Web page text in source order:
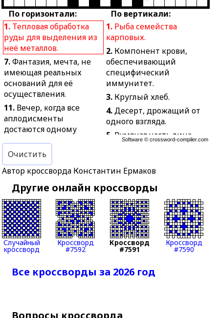
По горизонтали:
1. Тепловая обработка
руды для выделения из
неё металлов.
7.Фантазия, мечта, не
имеющая реальных
оснований для её
осуществления.
11. Вечер, когда все
аплодисменты
достаются одному
13.Собранные факты,
данные и источники
для подготовки работы.
14.Одна сторона листа
бумаги в тетради.
15.Каменный выступ у
русской печки, на
котором можно спать.
18.Покупатель
19.Торговля для тех,
По вертикали:
1. Рыба семейства
карповых.
2. Компонент крови,
обеспечивающий
специфический
иммунитет.
3. Круглый хлеб.
4.Десерт, дрожащий от
одного взгляда.
5. Румяная часть лица.
8.Перевозка грузов без
перегрузок на
промежуточных
станциях.
9.Пересадка черенка,
почки на другое
растение.
Большой кривой
11.Горизонтальный
12.Начальный момент
Software ©crossword-compiler.com
Очистить
Автор кроссворда Константин Ермаков
Другие онлайн кроссворды
Случайный
кроссворд
Кроссворд
#7592
Кроссворд
#7591
Кроссворд
#7590
Все кроссворды за 2026 год
Вопросы кроссворда